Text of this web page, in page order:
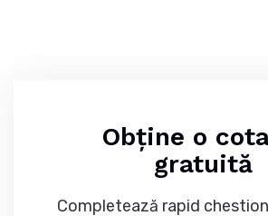
Obține o
gratuită
Completează rapid